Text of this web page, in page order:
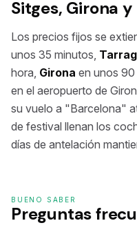
Sitges, Girona
Los precios fijos se
unos 35 minutos,
hora, Girona en unos
en el aeropuerto de
su vuelo a "Barcelona"
de festival llenan los
días de antelación
BUENO SABER
Preguntas